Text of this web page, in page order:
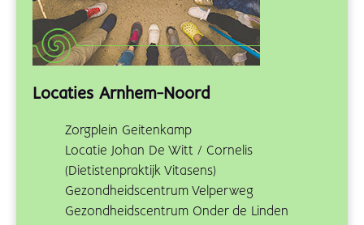
Locaties Arnhem-Noord
Zorgplein Geitenkamp
Locatie Johan De Witt / Cornelis
(Dietistenpraktijk Vitasens)
Gezondheidscentrum Velperweg
Gezondheidscentrum Onder de Linden